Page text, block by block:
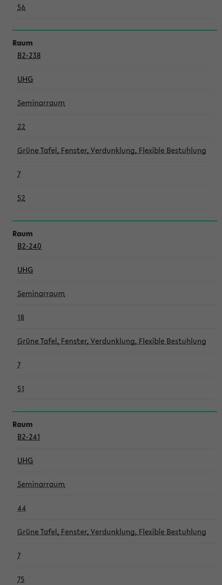
56
B2-238
UHG
Seminarraum
22
Grüne Tafel, Fenster, Verdunklung, Flexible Bestuhlung
7
52
B2-240
UHG
Seminarraum
18
Grüne Tafel, Fenster, Verdunklung, Flexible Bestuhlung
7
51
B2-241
UHG
Seminarraum
44
Grüne Tafel, Fenster, Verdunklung, Flexible Bestuhlung
7
75